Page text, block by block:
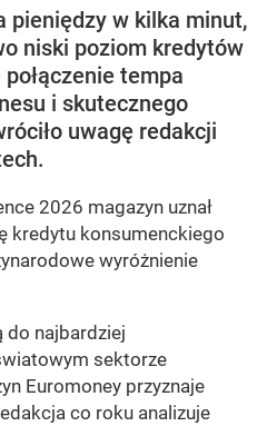
pieniędzy w kilka minut,
niski poziom kredytów
tempa
i skutecznego
uwagę redakcji
2026 magazyn uznał
kredytu konsumenckiego
wyróżnienie
do najbardziej
sektorze
Euromoney przyznaje
co roku analizuje